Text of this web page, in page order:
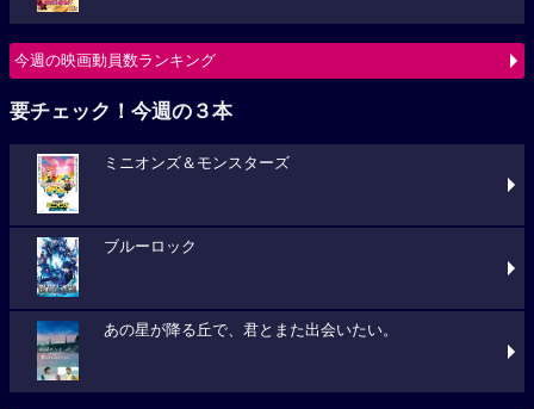
今週の映画動員数ランキング
要チェック！今週の３本
ミニオンズ＆モンスターズ
ブルーロック
あの星が降る丘で、君とまた出会いたい。